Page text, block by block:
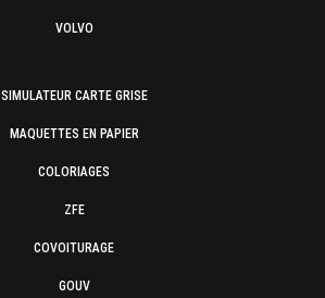
VOLVO
SIMULATEUR CARTE GRISE
MAQUETTES EN PAPIER
COLORIAGES
ZFE
COVOITURAGE
GOUV